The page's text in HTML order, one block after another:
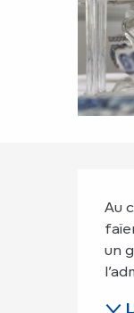
Au
un